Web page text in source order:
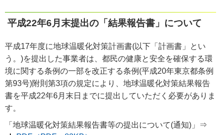
平成22年6月末提出の「結果報告書」について
平成17年度に地球温暖化対策計画書(以下「計画書」とい
う。)を提出した事業者は、都民の健康と安全を確保する環
境に関する条例の一部を改正する条例(平成20年東京都条例
第93号)附則第3項の規定により、地球温暖化対策結果報告
書を平成22年6月末日までに提出していただく必要がありま
す。
「地球温暖化対策結果報告書等の提出について(通知)」⇒